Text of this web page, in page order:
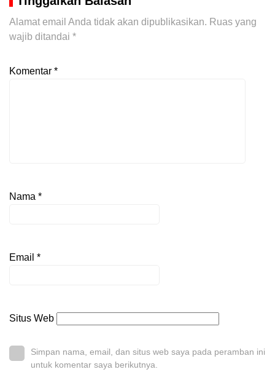
Alamat email Anda tidak akan dipublikasikan. Ruas yang
wajib ditandai *
Komentar *
Nama *
Email *
Situs Web
Simpan nama, email, dan situs web saya pada peramban ini
untuk komentar saya berikutnya.